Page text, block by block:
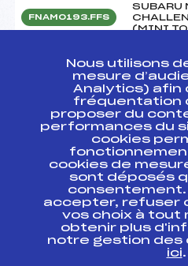
FNAM0193.FFS
SUBARU
(MINI
FNAM0196
SUBARU
MINI
BNAT0061
RELAIS
SUBARU
JEU/JUN
BNAM0063.FFS
Subaru
JEUN/
LE
BESSANS
Nous utilisons
mesure
Analytics) afin
fréquentation
proposer du
performances du
cookies
cookies de
sont déposés
consentement.
accepter, refuser
vos choix à tout
obtenir plus
notre gestion des
ici.